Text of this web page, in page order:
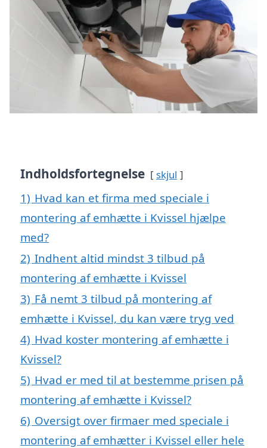
Indholdsfortegnelse skjul
1) Hvad kan et firma med speciale i
montering af emhætte i Kvissel hjælpe
med?
2) Indhent altid mindst 3 tilbud på
montering af emhætte i Kvissel
3) Få nemt 3 tilbud på montering af
emhætte i Kvissel, du kan være tryg ved
4) Hvad koster montering af emhætte i
Kvissel?
5) Hvad er med til at bestemme prisen på
montering af emhætte i Kvissel?
6) Oversigt over firmaer med speciale i
montering af emhætter i Kvissel eller hele